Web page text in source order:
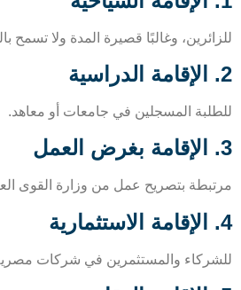
وغالبًا قصيرة المدة ولا تسمح
المسجلين في جامعات أو معاهد.
بتصريح عمل من وزارة القوى
والمستثمرين في شركات مصرية.